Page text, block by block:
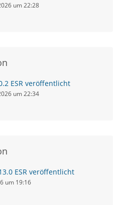
um 22:28
ESR veröffentlicht
um 22:34
ESR veröffentlicht
um 19:16